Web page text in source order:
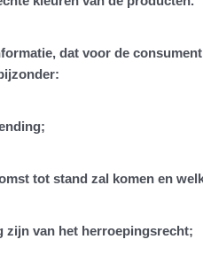
dat voor de
tot stand zal komen en
zijn van het herroepingsrecht;